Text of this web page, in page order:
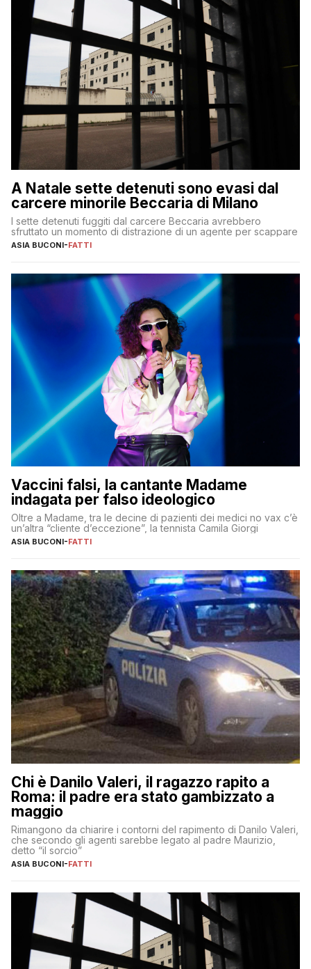
A Natale sette detenuti sono evasi dal
carcere minorile Beccaria di Milano
I sette detenuti fuggiti dal carcere Beccaria avrebbero
sfruttato un momento di distrazione di un agente per scappare
ASIA BUCONI-FATTI
Vaccini falsi, la cantante Madame
indagata per falso ideologico
Oltre a Madame, tra le decine di pazienti dei medici no vax c’è
un’altra “cliente d’eccezione”, la tennista Camila Giorgi
ASIA BUCONI-FATTI
Chi è Danilo Valeri, il ragazzo rapito a
Roma: il padre era stato gambizzato a
maggio
Rimangono da chiarire i contorni del rapimento di Danilo Valeri,
che secondo gli agenti sarebbe legato al padre Maurizio,
detto “il sorcio”
ASIA BUCONI-FATTI